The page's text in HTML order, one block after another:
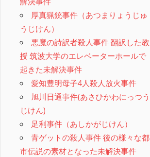
厚真猟銃事件（あつまりょうじゅ
うじけん）
悪魔の詩訳者殺人事件 翻訳した教
授 筑波大学のエレベーターホールで
起きた未解決事件
愛知豊明母子4人殺人放火事件
旭川日通事件(あさひかわにっつう
じけん)
足利事件（あしかがじけん）
青ゲットの殺人事件 後の様々な都
市伝説の素材となった未解決事件